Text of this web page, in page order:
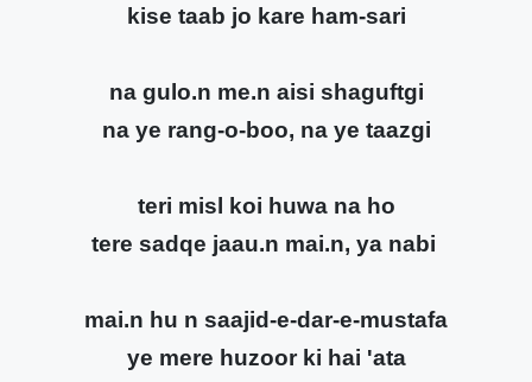
kise taab jo kare ham-sari
na gulo.n me.n aisi shaguftgi
na ye rang-o-boo, na ye taazgi
teri misl koi huwa na ho
tere sadqe jaau.n mai.n, ya nabi
mai.n hu n saajid-e-dar-e-mustafa
ye mere huzoor ki hai 'ata